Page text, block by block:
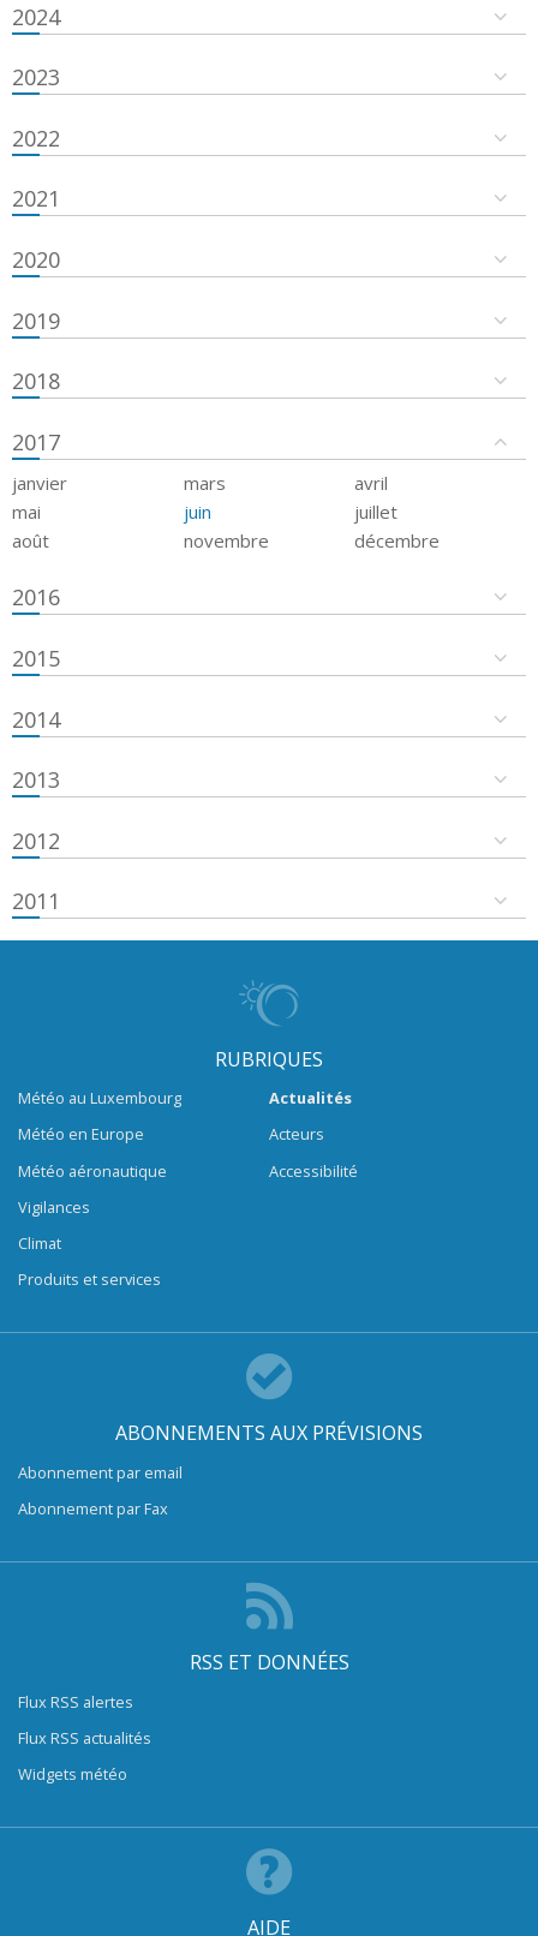
2024
2023
2022
2021
2020
2019
2018
2017
janvier mars
avril
mai
juin
juillet
août
novembre décembre
2016
2015
2014
2013
2012
2011
RUBRIQUES
Météo au Luxembourg
Météo en Europe
Météo aéronautique
Vigilances
Climat
Produits et services
Actualités
Acteurs
Accessibilité
ABONNEMENTS AUX PRÉVISIONS
Abonnement par email
Abonnement par Fax
RSS ET DONNÉES
Flux RSS alertes
Flux RSS actualités
Widgets météo
AIDE